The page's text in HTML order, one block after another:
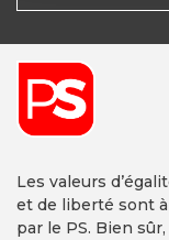
Les valeurs
et de liberté sont
par le PS. Bien